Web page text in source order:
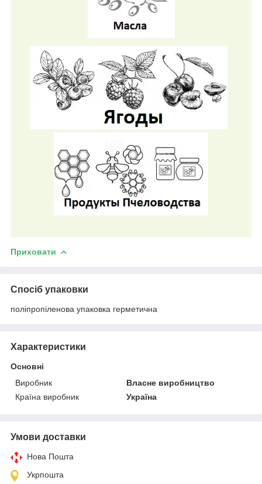
Приховати
Спосіб упаковки
поліпропіленова упаковка герметична
Характеристики
Основні
Виробник
Власне виробництво
Країна виробник
Україна
Умови доставки
Нова Пошта
Укрпошта